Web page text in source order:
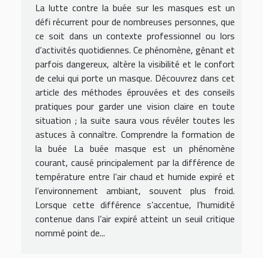
La lutte contre la buée sur les masques est un
défi récurrent pour de nombreuses personnes, que
ce soit dans un contexte professionnel ou lors
d’activités quotidiennes. Ce phénomène, gênant et
parfois dangereux, altère la visibilité et le confort
de celui qui porte un masque. Découvrez dans cet
article des méthodes éprouvées et des conseils
pratiques pour garder une vision claire en toute
situation ; la suite saura vous révéler toutes les
astuces à connaître. Comprendre la formation de
la buée La buée masque est un phénomène
courant, causé principalement par la différence de
température entre l’air chaud et humide expiré et
l’environnement ambiant, souvent plus froid.
Lorsque cette différence s’accentue, l’humidité
contenue dans l’air expiré atteint un seuil critique
nommé point de...